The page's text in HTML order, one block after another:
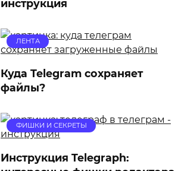
инструкция
ЛЕНТА
Куда Telegram сохраняет
файлы?
ФИШКИ И СЕКРЕТЫ
Инструкция Telegraph: